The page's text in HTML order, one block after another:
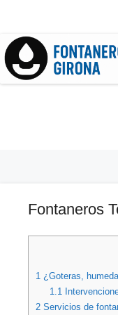
Fontaneros
1 ¿Goteras,
1.1
2 Servicios de